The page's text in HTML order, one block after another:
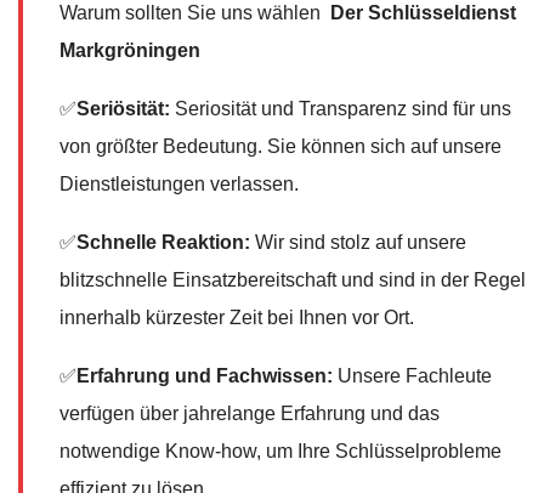
Warum sollten Sie uns wählen
Der Schlüsseldienst
Markgröningen
✅Seriösität: Seriosität und Transparenz sind für uns
von größter Bedeutung. Sie können sich auf unsere
Dienstleistungen verlassen.
✅Schnelle Reaktion: Wir sind stolz auf unsere
blitzschnelle Einsatzbereitschaft und sind in der Regel
innerhalb kürzester Zeit bei Ihnen vor Ort.
✅ Erfahrung und Fachwissen: Unsere Fachleute
verfügen über jahrelange Erfahrung und das
notwendige Know-how, um Ihre Schlüsselprobleme
effizient zu lösen.